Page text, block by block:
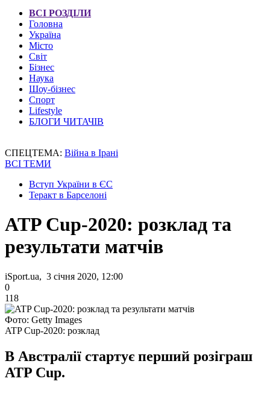
ВСІ РОЗДІЛИ
Головна
Україна
Місто
Світ
Бізнес
Наука
Шоу-бізнес
Спорт
Lifestyle
БЛОГИ ЧИТАЧІВ
СПЕЦТЕМА: Війна в Ірані
ВСІ ТЕМИ
Вступ України в ЄС
Теракт в Барселоні
ATP Cup-2020: розклад та
результати матчів
iSport.ua, 3 січня 2020, 12:00
0
118
Фото: Getty Images
ATP Cup-2020: розклад
В Австралії стартує перший розіграш
ATP Cup.